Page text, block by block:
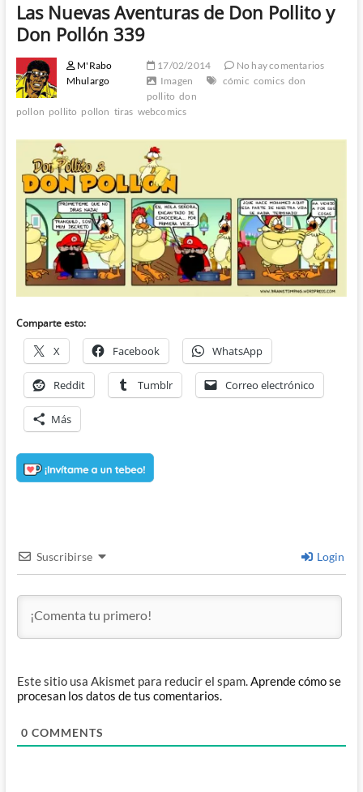
Las Nuevas Aventuras de Don Pollito y
Don Pollón 339
M'Rabo
Mhulargo
17/02/2014
No hay comentarios
Imagen
cómic comics don
pollito don
pollon pollito pollon tiras webcomics
Comparte esto:
X Facebook WhatsApp
Reddit Tumblr Correo electrónico
Más
Suscribirse Login
Este sitio usa Akismet para reducir el spam.Aprende cómo se
procesan los datos de tus comentarios.
0 COMMENTS